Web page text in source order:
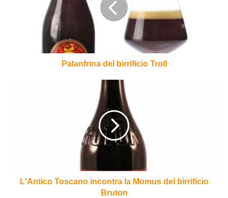
Palanfrina del birrificio Troll
L'Antico Toscano incontra la Momus del birrificio
Bruton